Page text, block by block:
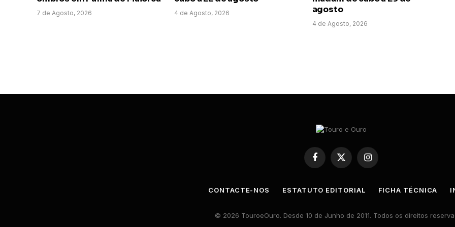
7 de Agosto, 2026 4 de Agosto, 2026
agosto
4 de Agosto, 2026
Facebook
X
(Twitter)
Instagram
CONTACTE-NOS ESTATUTO EDITORIAL FICHA TÉCNICA
© 2026 TouroeOuro. Desde 10 de Junho de 2011. Todos os direitos